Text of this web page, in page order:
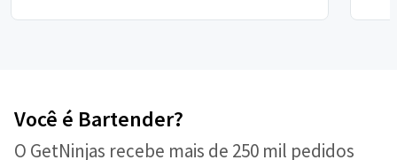
Você é Bartender?
O GetNinjas recebe mais de 250 mil pedidos